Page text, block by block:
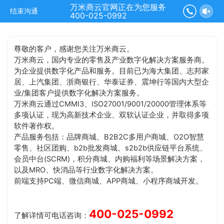
结束沟通
万米商云官网正在为您服务
400-025-0992
尊敬的客户，感谢您关注万米商云。
万米商云，国内专业的零售及产业数字化解决方案服务商。
为企业提供数字化产品和服务。目前已为海大集团、志邦家
居、上汽集团、浙商银行、华泰证券、震坤行等国内大型企
业/集团客户提供数字化解决方案服务。
万米商云通过CMMI3、ISO27001/9001/20000管理体系等
多项认证，现为高新技术企业、双软认证企业，并取得多项
软件著作权。
产品服务包括：品牌商城、B2B2C多用户商城、O2O智慧
零售、社区团购、b2b批发商城、s2b2b供应链平台系统、
会员中台(SCRM)，积分商城、内购福利等场景解决方案，
以及MRO、快消品等行业数字化解决方案。
前端支持PC端、微信商城、APP商城、小程序商城开发。
了解详情可电话咨询： 400-025-0992